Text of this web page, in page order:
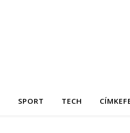
SPORT TECH